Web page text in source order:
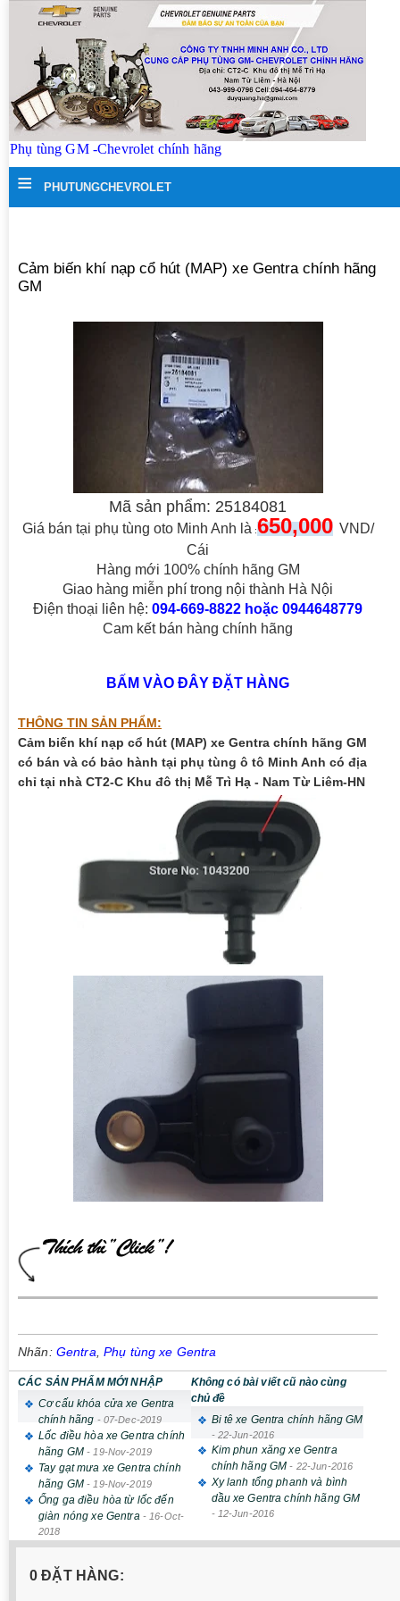
Phụ tùng GM -Chevrolet chính hãng
≡ PHUTUNGCHEVROLET
Cảm biến khí nạp cổ hút (MAP) xe Gentra chính hãng
GM
Mã sản phẩm: 25184081
Giá bán tại phụ tùng oto Minh Anh là :650,000 VND/
Cái
Hàng mới 100% chính hãng GM
Giao hàng miễn phí trong nội thành Hà Nội
Điện thoại liên hệ:094-669-8822 hoặc 0944648779
Cam kết bán hàng chính hãng
BẤM VÀO ĐÂY ĐẶT HÀNG
THÔNG TIN SẢN PHẨM:
Cảm biến khí nạp cổ hút (MAP) xe Gentra chính hãng GM
có bán và có bảo hành tại phụ tùng ô tô Minh Anh có địa
chỉ tại nhà CT2-C Khu đô thị Mễ Trì Hạ - Nam Từ Liêm-HN
Nhãn: Gentra Phụ tùng xe Gentra
CÁC SẢN PHẨM MỚI NHẬP
Cơ cấu khóa cửa xe Gentra
chính hãng - 07-Dec-2019
Lốc điều hòa xe Gentra chính
hãng GM- 19-Nov-2019
Tay gạt mưa xe Gentra chính
hãng GM- 19-Nov-2019
Ống ga điều hòa từ lốc đến
giàn nóng xe Gentra - 16-Oct-
2018
Không có bài viết cũ nào cùng
chủ đề
Bi tê xe Gentra chính hãng GM
- 22-Jun-2016
Kim phun xăng xe Gentra
chính hãng GM - 22-Jun-2016
Xy lanh tổng phanh và bình
dầu xe Gentra chính hãng GM
- 12-Jun-2016
0 ĐẶT HÀNG: